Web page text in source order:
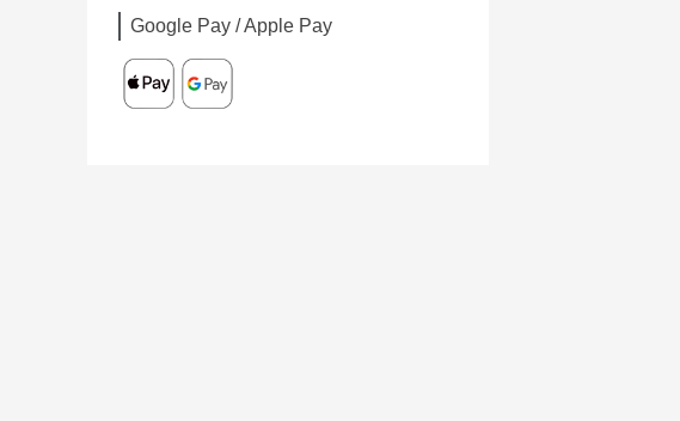
Google Pay / Apple Pay